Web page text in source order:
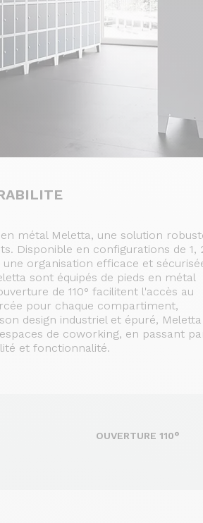
métal Meletta, une solution
Disponible en configurations de 1,
organisation efficace et
sont équipés de pieds en métal
de 110° facilitent l'accès au
pour chaque compartiment,
design industriel et épuré, Meletta
de coworking, en passant
et fonctionnalité.
OUVERTURE 110°